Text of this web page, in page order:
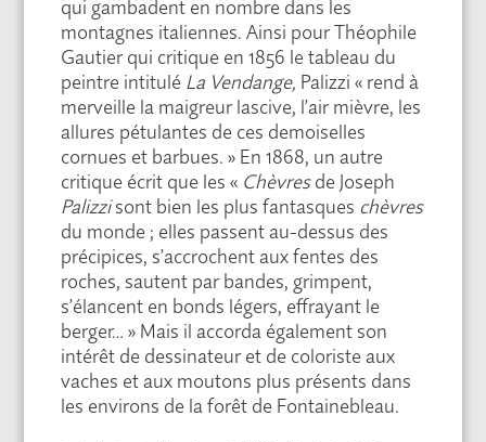
qui gambadent en nombre dans les
montagnes italiennes. Ainsi pour Théophile
Gautier qui critique en 1856 le tableau du
peintre intitulé La Vendange, Palizzi « rend à
merveille la maigreur lascive, l’air mièvre, les
allures pétulantes de ces demoiselles
cornues et barbues. » En 1868, un autre
critique écrit que les « Chèvresde Joseph
Palizzisont bien les plus fantasques chèvres
du monde ; elles passent au-dessus des
précipices, s’accrochent aux fentes des
roches, sautent par bandes, grimpent,
s’élancent en bonds légers, effrayant le
berger… » Mais il accorda également son
intérêt de dessinateur et de coloriste aux
vaches et aux moutons plus présents dans
les environs de la forêt de Fontainebleau.